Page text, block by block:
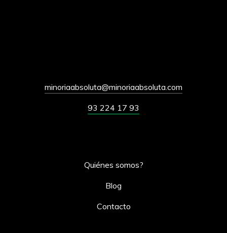
minoriaabsoluta@minoriaabsoluta.com
93 224 17 93
Quiénes somos?
Blog
Contacto